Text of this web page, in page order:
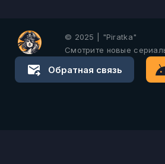
© 2025 | "Piratka"
Смотрите новые
Обратная связь